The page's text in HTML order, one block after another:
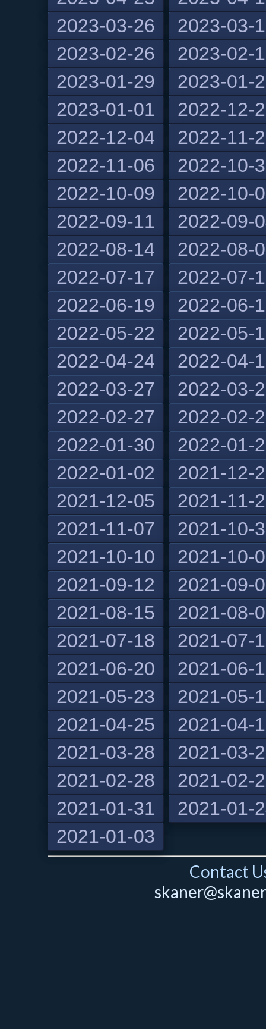
2023-03-26
2023-03-
2023-02-26
2023-02-
2023-01-29
2023-01-
2023-01-01
2022-12-
2022-12-04
2022-11-
2022-11-06
2022-10-
2022-10-09
2022-10-
2022-09-11
2022-09-
2022-08-14
2022-08-
2022-07-17
2022-07-
2022-06-19
2022-06-
2022-05-22
2022-05-
2022-04-24
2022-04-
2022-03-27
2022-03-
2022-02-27
2022-02-
2022-01-30
2022-01-
2022-01-02
2021-12-
2021-12-05
2021-11-
2021-11-07
2021-10-
2021-10-10
2021-10-
2021-09-12
2021-09-
2021-08-15
2021-08-
2021-07-18
2021-07-
2021-06-20
2021-06-
2021-05-23
2021-05-
2021-04-25
2021-04-
2021-03-28
2021-03-
2021-02-28
2021-02-
2021-01-31
2021-01-
2021-01-03
Contact